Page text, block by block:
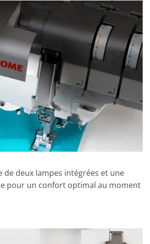
de deux lampes intégrées et une
pour un confort optimal au moment